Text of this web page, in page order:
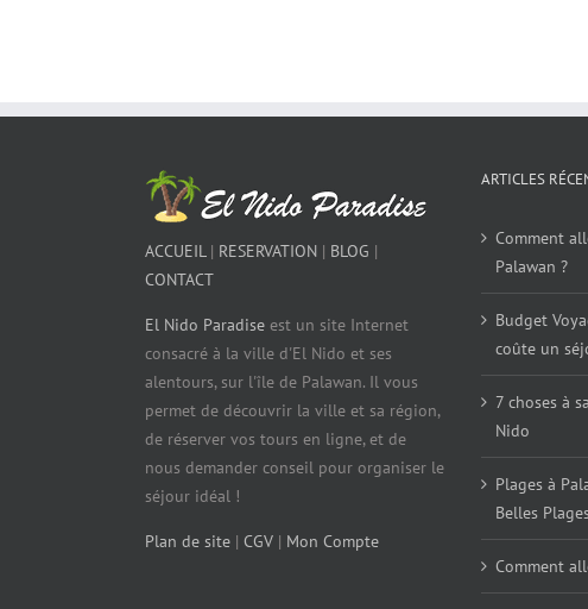
ACCUEIL| RESERVATION | BLOG |
CONTACT
El Nido Paradise est un site Internet
consacré à la ville d'El Nido et ses
alentours, sur l'île de Palawan. Il vous
permet de découvrir la ville et sa région,
de réserver vos tours en ligne, et de
nous demander conseil pour organiser le
séjour idéal !
Plan de site | CGV | Mon Compte
ARTICLES
Comment
Palawan ?
Budget
coûte un
7 choses à
Nido
Plages à
Belles
Comment